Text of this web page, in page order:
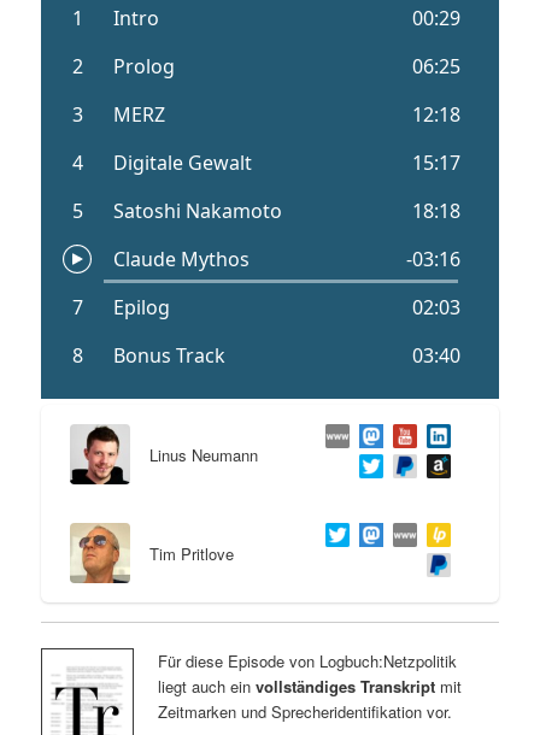
Linus Neumann
Tim Pritlove
Für diese Episode von Logbuch:Netzpolitik
liegt auch ein vollständiges Transkriptmit
Zeitmarken und Sprecheridentifikation vor.